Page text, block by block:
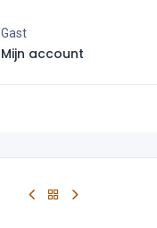
Gast
Mijn account